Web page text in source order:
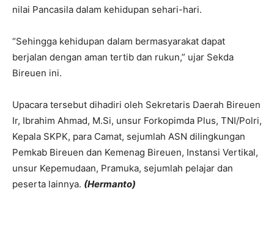
nilai Pancasila dalam kehidupan sehari-hari.
“Sehingga kehidupan dalam bermasyarakat dapat
berjalan dengan aman tertib dan rukun,” ujar Sekda
Bireuen ini.
Upacara tersebut dihadiri oleh Sekretaris Daerah Bireuen
Ir, Ibrahim Ahmad, M.Si, unsur Forkopimda Plus, TNI/Polri,
Kepala SKPK, para Camat, sejumlah ASN dilingkungan
Pemkab Bireuen dan Kemenag Bireuen, Instansi Vertikal,
unsur Kepemudaan, Pramuka, sejumlah pelajar dan
peserta lainnya. (Hermanto)